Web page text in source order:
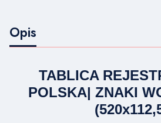
Opis
TABLICA
POLSKA| ZNAKI